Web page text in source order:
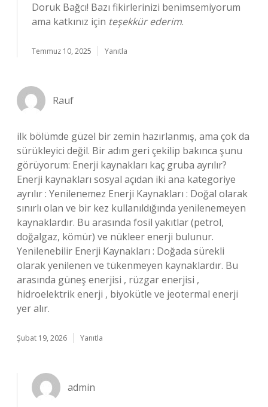
Doruk Bağcı! Bazı fikirlerinizi benimsemiyorum
ama katkınız için teşekkür ederim.
Temmuz 10, 2025 Yanıtla
Rauf
ilk bölümde güzel bir zemin hazırlanmış, ama çok da
sürükleyici değil. Bir adım geri çekilip bakınca şunu
görüyorum: Enerji kaynakları kaç gruba ayrılır?
Enerji kaynakları sosyal açıdan iki ana kategoriye
ayrılır : Yenilenemez Enerji Kaynakları : Doğal olarak
sınırlı olan ve bir kez kullanıldığında yenilenemeyen
kaynaklardır. Bu arasında fosil yakıtlar (petrol,
doğalgaz, kömür) ve nükleer enerji bulunur.
Yenilenebilir Enerji Kaynakları : Doğada sürekli
olarak yenilenen ve tükenmeyen kaynaklardır. Bu
arasında güneş enerjisi , rüzgar enerjisi ,
hidroelektrik enerji , biyokütle ve jeotermal enerji
yer alır.
Şubat 19, 2026 Yanıtla
admin